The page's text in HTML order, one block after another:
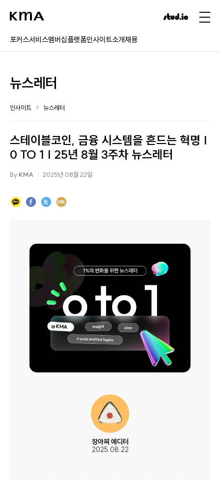
포커스서비스멤버십플랫폼인사이트소개채용
뉴스레터
인사이트 뉴스레터
스테이블코인, 금융 시스템을 흔드는 혁명 |
0 TO 1 | 25년 8월 3주차 뉴스레터
ByKMA 2025년 08월 22일
장아찌 에디터
2025.08.22